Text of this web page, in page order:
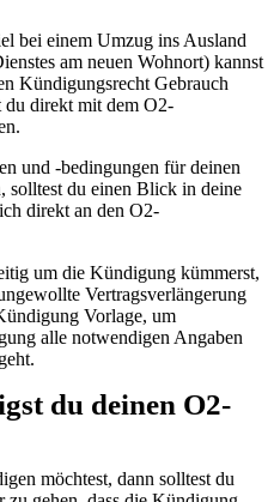
bei einem Umzug ins Ausland
am neuen Wohnort) kannst
Kündigungsrecht Gebrauch
du direkt mit dem O2-
und -bedingungen für deinen
solltest du einen Blick in deine
direkt an den O2-
um die Kündigung kümmerst,
Vertragsverlängerung
Vorlage, um
alle notwendigen Angaben
du deinen O2-
möchtest, dann solltest du